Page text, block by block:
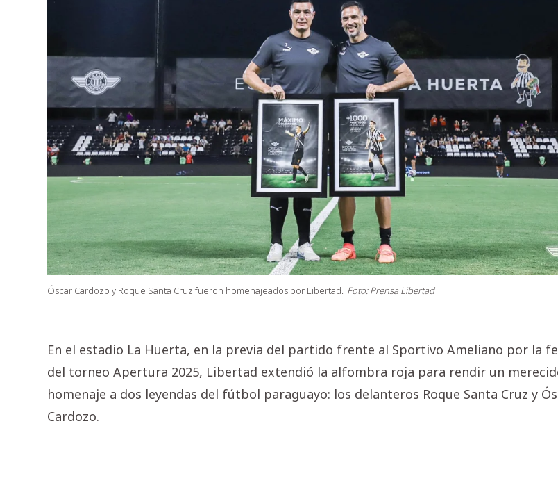
Óscar Cardozo y Roque Santa Cruz fueron homenajeados por Libertad. Foto: Prensa Libertad
En el estadio La Huerta, en la previa del partido frente al Sportivo Ameliano por la
del torneo Apertura 2025, Libertad extendió la alfombra roja para rendir un
homenaje a dos leyendas del fútbol paraguayo: los delanteros Roque Santa Cruz y
Cardozo.